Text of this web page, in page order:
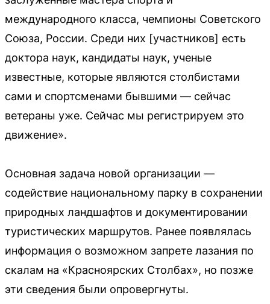
международного класса, чемпионы Советского
Союза, России. Среди них [участников] есть
доктора наук, кандидаты наук, ученые
известные, которые являются столбистами
сами и спортсменами бывшими — сейчас
ветераны уже. Сейчас мы регистрируем это
движение».
Основная задача новой организации —
содействие национальному парку в сохранении
природных ландшафтов и документировании
туристических маршрутов. Ранее появлялась
информация о возможном запрете лазания по
скалам на «Красноярских Столбах», но позже
эти сведения были опровергнуты.